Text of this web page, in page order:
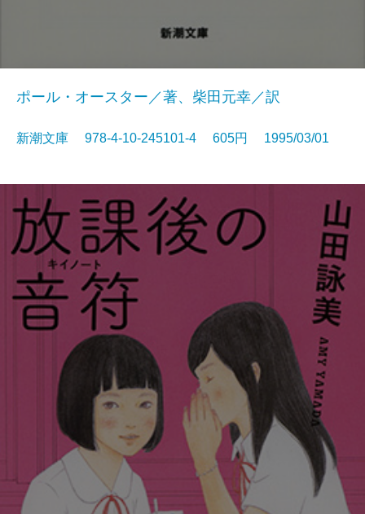
ポール・オースター／著、柴田元幸／訳
新潮文庫 978-4-10-245101-4 605円 1995/03/01